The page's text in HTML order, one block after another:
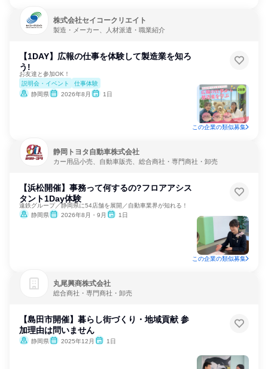
株式会社セイコークリエイト
製造・メーカー、人材派遣・職業紹介
【1DAY】広報の仕事を体験して製造業を知ろ
う!
お友達と参加OK！
説明会・イベント
仕事体験
静岡県
2026年8月 1日
この企業の類似募集
静岡トヨタ自動車株式会社
カー用品小売、自動車販売、総合商社・専門商社・卸売
【浜松開催】事務って何するの?フロアアシス
タント1Day体験
遠鉄グループ／静岡県に54店舗を展開／自動車業界が知れる！
静岡県
2026年8月・9月 1日
この企業の類似募集
丸尾興商株式会社
総合商社・専門商社・卸売
【島田市開催】暮らし街づくり・地域貢献 参
加理由は問いません
静岡県 2025年12月 1日